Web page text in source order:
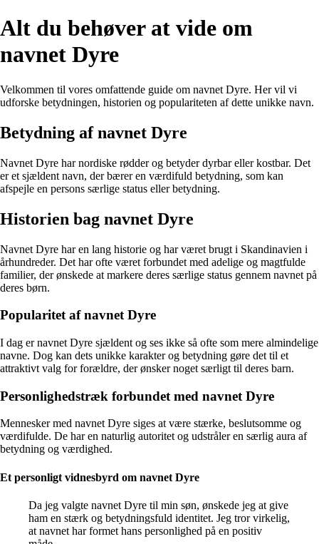
Alt du behøver at vide om
navnet Dyre
Velkommen til vores omfattende guide om navnet Dyre. Her vil vi
udforske betydningen, historien og populariteten af dette unikke navn.
Betydning af navnet Dyre
Navnet Dyre har nordiske rødder og betyder dyrbar eller kostbar. Det
er et sjældent navn, der bærer en værdifuld betydning, som kan
afspejle en persons særlige status eller betydning.
Historien bag navnet Dyre
Navnet Dyre har en lang historie og har været brugt i Skandinavien i
århundreder. Det har ofte været forbundet med adelige og magtfulde
familier, der ønskede at markere deres særlige status gennem navnet på
deres børn.
Popularitet af navnet Dyre
I dag er navnet Dyre sjældent og ses ikke så ofte som mere almindelige
navne. Dog kan dets unikke karakter og betydning gøre det til et
attraktivt valg for forældre, der ønsker noget særligt til deres barn.
Personlighedstræk forbundet med navnet Dyre
Mennesker med navnet Dyre siges at være stærke, beslutsomme og
værdifulde. De har en naturlig autoritet og udstråler en særlig aura af
betydning og værdighed.
Et personligt vidnesbyrd om navnet Dyre
Da jeg valgte navnet Dyre til min søn, ønskede jeg at give
ham en stærk og betydningsfuld identitet. Jeg tror virkelig,
at navnet har formet hans personlighed på en positiv